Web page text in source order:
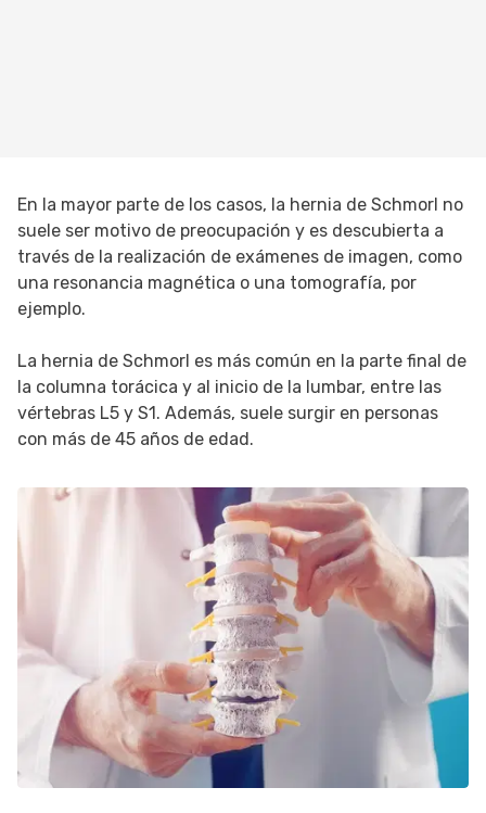
En la mayor parte de los casos, la hernia de Schmorl no
suele ser motivo de preocupación y es descubierta a
través de la realización de exámenes de imagen, como
una resonancia magnética o una tomografía, por
ejemplo.
La hernia de Schmorl es más común en la parte final de
la columna torácica y al inicio de la lumbar, entre las
vértebras L5 y S1. Además, suele surgir en personas
con más de 45 años de edad.